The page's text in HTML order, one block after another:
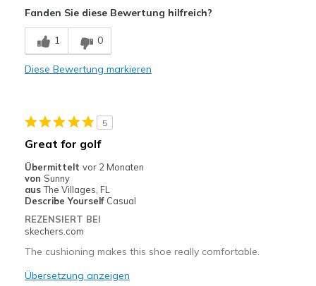
Geeignete Verwendung
Casual Wear
View On Shoes
I'm Into Shoes
Fanden Sie diese Bewertung hilfreich?
1 0
Diese Bewertung markieren
5
Great for golf
Übermittelt vor 2 Monaten
von Sunny
aus The Villages, FL
Describe Yourself Casual
REZENSIERT BEI
skechers.com
The cushioning makes this shoe really comfortable.
Übersetzung anzeigen